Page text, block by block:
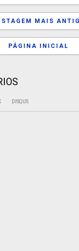
MAIS
PÁGINA INICIAL
DISQUS